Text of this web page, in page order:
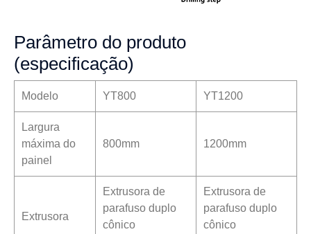
Parâmetro do produto
(especificação)
Modelo YT800 YT1200
Largura
máxima do
painel
800mm 1200mm
Extrusora
Extrusora de
parafuso duplo
cônico
Extrusora de
parafuso duplo
cônico